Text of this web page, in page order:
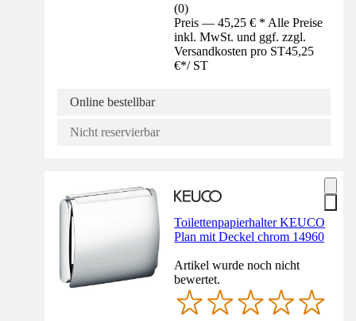
(0)
Preis — 45,25 € * Alle Preise
inkl. MwSt. und ggf. zzgl.
Versandkosten pro ST45,25
€*/ ST
Online bestellbar
Nicht reservierbar
Toilettenpapierhalter KEUCO
Plan mit Deckel chrom 14960
Artikel wurde noch nicht
bewertet.